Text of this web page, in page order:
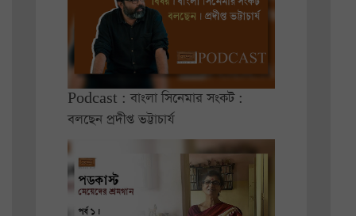
Podcast : বাংলা সিনেমার সংকট :
বলছেন প্রদীপ্ত ভট্টাচার্য